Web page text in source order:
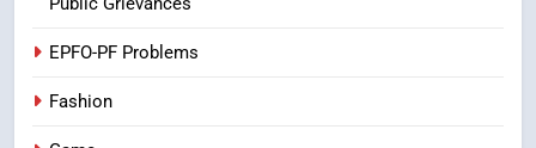
EPFO-PF Problems
Fashion